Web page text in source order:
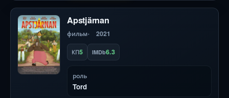
Apstjärnan
фильм 2021
КП5 IMDb6.3
роль
Tord